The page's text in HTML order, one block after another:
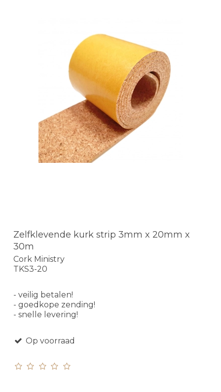
Zelfklevende kurk strip 3mm x 20mm x
30m
Cork Ministry
TKS3-20
- veilig betalen!
- goedkope zending!
- snelle levering!
Op voorraad